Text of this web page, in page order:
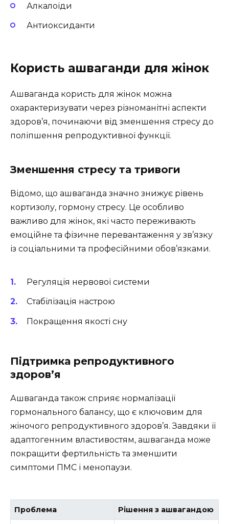
Алкалоїди
Антиоксиданти
Користь ашваганди для жінок
Ашваганда користь для жінок можна
охарактеризувати через різноманітні аспекти
здоров’я, починаючи від зменшення стресу до
поліпшення репродуктивної функції.
Зменшення стресу та тривоги
Відомо, що ашваганда значно знижує рівень
кортизолу, гормону стресу. Це особливо
важливо для жінок, які часто переживають
емоційне та фізичне перевантаження у зв’язку
із соціальними та професійними обов’язками.
Регуляція нервової системи
Стабілізація настрою
Покращення якості сну
Підтримка репродуктивного
здоров’я
Ашваганда також сприяє нормалізації
гормонального балансу, що є ключовим для
жіночого репродуктивного здоров’я. Завдяки її
адаптогенним властивостям, ашваганда може
покращити фертильність та зменшити
симптоми ПМС і менопаузи.
Проблема Рішення з ашвагандою